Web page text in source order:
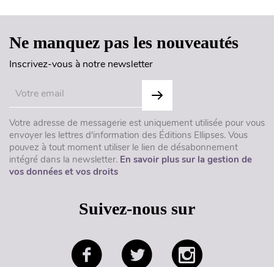
Ne manquez pas les nouveautés
Inscrivez-vous à notre newsletter
Votre adresse de messagerie est uniquement utilisée pour vous
envoyer les lettres d'information des Éditions Ellipses. Vous
pouvez à tout moment utiliser le lien de désabonnement
intégré dans la newsletter. En savoir plus sur la gestion de
vos données et vos droits
Suivez-nous sur